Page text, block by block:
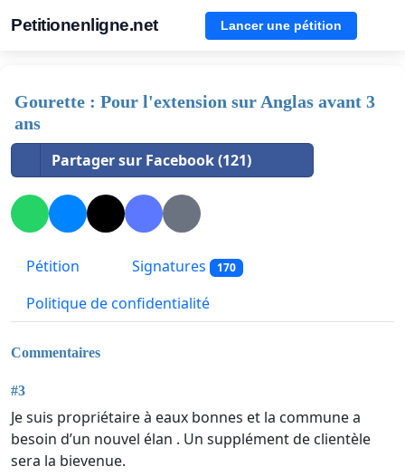
Petitionenligne.net Lancer une pétition
Gourette : Pour l'extension sur Anglas avant 3
ans
Partager sur Facebook (121)
Pétition Signatures 170
Politique de confidentialité
Commentaires
#3
Je suis propriétaire à eaux bonnes et la commune a
besoin d’un nouvel élan . Un supplément de clientèle
sera la bievenue.